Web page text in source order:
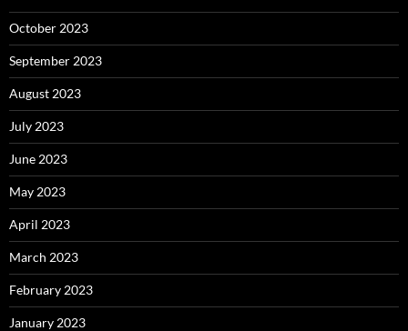
October 2023
September 2023
August 2023
July 2023
June 2023
May 2023
April 2023
March 2023
February 2023
January 2023